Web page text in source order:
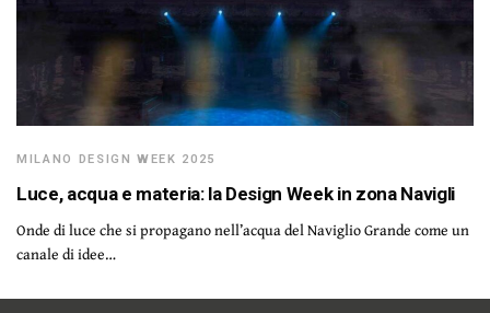
MILANO DESIGN WEEK 2025
Luce, acqua e materia: la Design Week in zona Navigli
Onde di luce che si propagano nell’acqua del Naviglio Grande come un
canale di idee…